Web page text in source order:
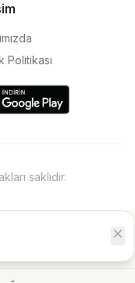
Politikası
saklıdır.
close